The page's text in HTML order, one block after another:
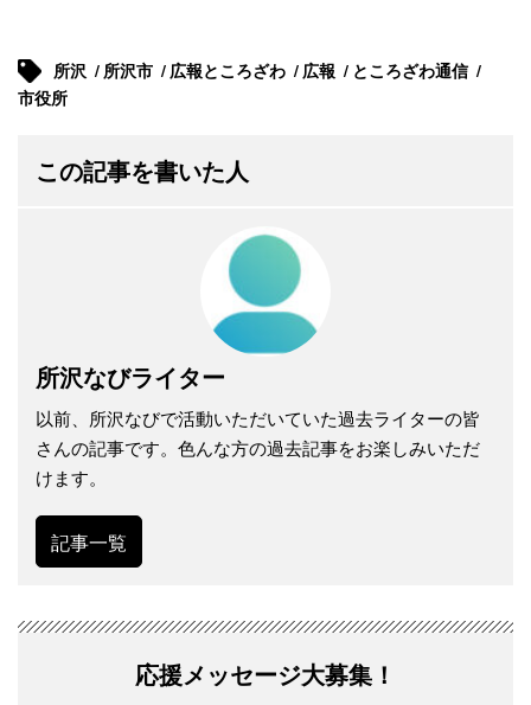
所沢 所沢市 広報ところざわ 広報
ところざわ通信
市役所
この記事を書いた人
所沢なびライター
以前、所沢なびで活動いただいていた過去ライターの皆
さんの記事です。色んな方の過去記事をお楽しみいただ
けます。
記事一覧
応援メッセージ大募集！